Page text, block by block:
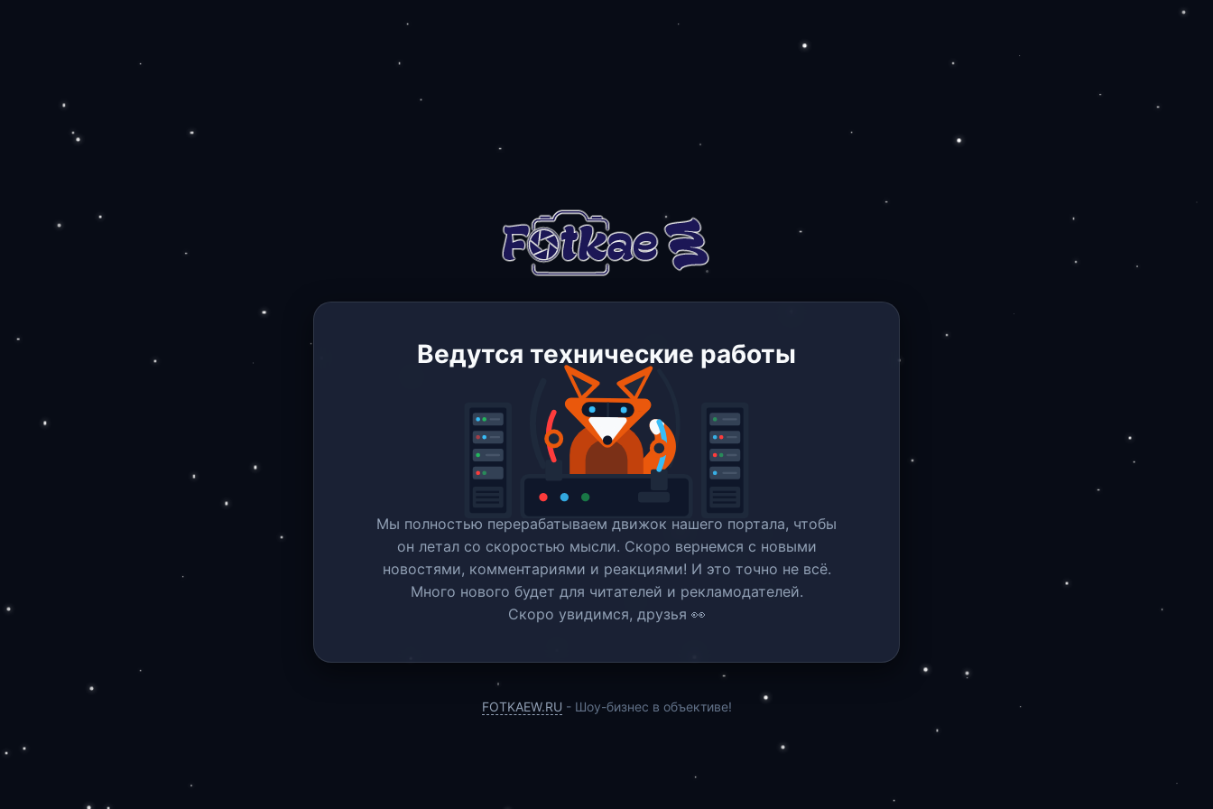
Ведутся технические работы
Мы полностью перерабатываем движок нашего портала, чтобы
он летал со скоростью мысли. Скоро вернемся c новыми
новостями, комментариями и реакциями! И это точно не всё.
Много нового будет для читателей и рекламодателей.
Скоро увидимся, друзья 👀
FOTKAEW.RU - Шоу-бизнес в объективе!